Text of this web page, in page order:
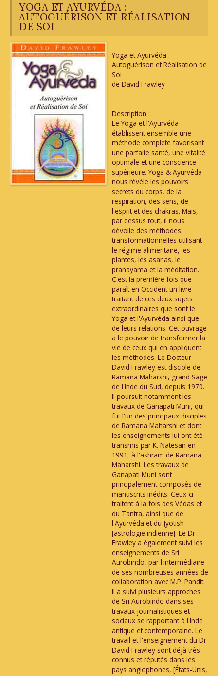
YOGA ET AYURVÉDA :
AUTOGUÉRISON ET RÉALISATION
DE SOI
Yoga et Ayurvéda :
Autoguérison et Réalisation de
Soi
de David Frawley
Description :
Le Yoga et l'Ayurvéda
établissent ensemble une
méthode complète favorisant
une parfaite santé, une vitalité
optimale et une conscience
supérieure. Yoga & Ayurvéda
nous révèle les pouvoirs
secrets du corps, de la
respiration, des sens, de
l'esprit et des chakras. Mais,
par dessus tout, il nous
dévoile des méthodes
transformationnelles utilisant
le régime alimentaire, les
plantes, les asanas, le
pranayama et la méditation.
C'est la première fois que
paraît en Occident un livre
traitant de ces deux sujets
extraordinaires que sont le
Yoga et l'Ayurvéda ainsi que
de leurs relations. Cet ouvrage
a le pouvoir de transformer la
vie de ceux qui en appliquent
les méthodes. Le Docteur
David Frawley est disciple de
Ramana Maharshi, grand Sage
de l'Inde du Sud, depuis 1970.
Il poursuit notamment les
travaux de Ganapati Muni, qui
fut l'un des principaux disciples
de Ramana Maharshi et dont
les enseignements lui ont été
transmis par K. Natesan en
1991, à l'ashram de Ramana
Maharshi. Les travaux de
Ganapati Muni sont
principalement composés de
manuscrits inédits. Ceux-ci
traitent à la fois des Védas et
du Tantra, ainsi que de
l'Ayurvéda et du Jyotish
[astrologie indienne]. Le Dr
Frawley a également suivi les
enseignements de Sri
Aurobindo, par l'intermédiaire
de ses nombreuses années de
collaboration avec M.P. Pandit.
Il a suivi plusieurs approches
de Sri Aurobindo dans ses
travaux journalistiques et
sociaux se rapportant à l'Inde
antique et contemporaine. Le
travail et l'enseignement du Dr
David Frawley sont déjà très
connus et réputés dans les
pays anglophones, [États-Unis,